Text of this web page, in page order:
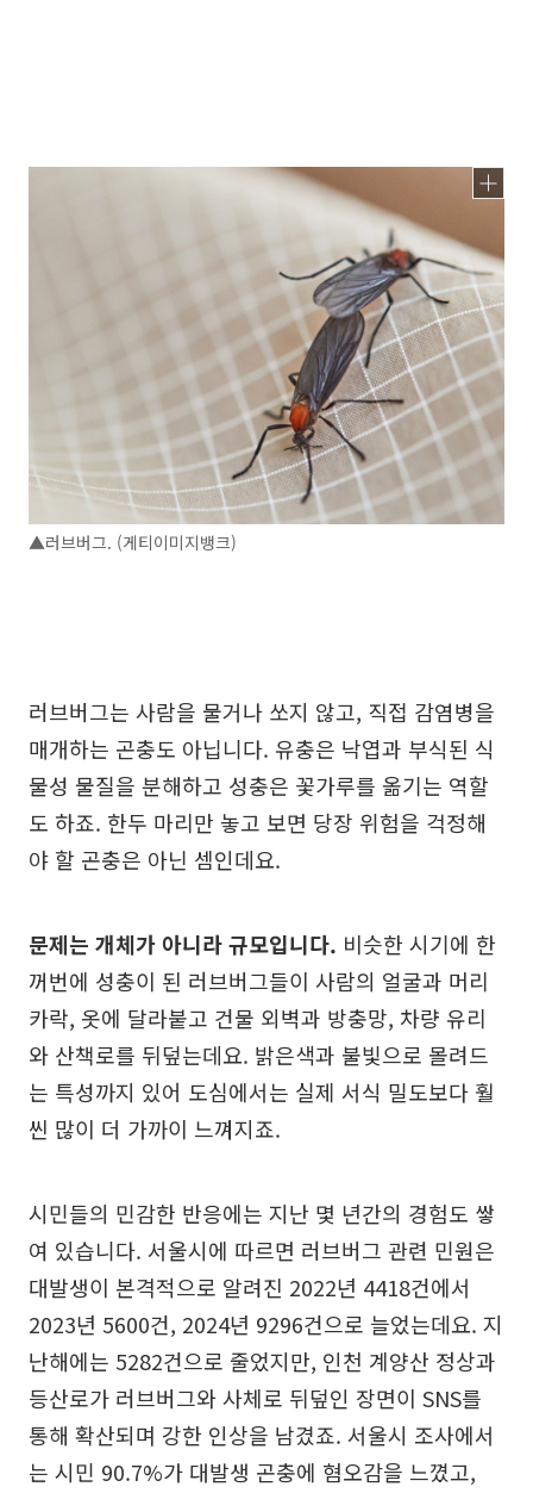
▲러브버그. (게티이미지뱅크)
러브버그는 사람을 물거나 쏘지 않고, 직접 감염병을
매개하는 곤충도 아닙니다. 유충은 낙엽과 부식된 식
물성 물질을 분해하고 성충은 꽃가루를 옮기는 역할
도 하죠. 한두 마리만 놓고 보면 당장 위험을 걱정해
야 할 곤충은 아닌 셈인데요.
문제는 개체가 아니라 규모입니다. 비슷한 시기에 한
꺼번에 성충이 된 러브버그들이 사람의 얼굴과 머리
카락, 옷에 달라붙고 건물 외벽과 방충망, 차량 유리
와 산책로를 뒤덮는데요. 밝은색과 불빛으로 몰려드
는 특성까지 있어 도심에서는 실제 서식 밀도보다 훨
씬 많이 더 가까이 느껴지죠.
시민들의 민감한 반응에는 지난 몇 년간의 경험도 쌓
여 있습니다. 서울시에 따르면 러브버그 관련 민원은
대발생이 본격적으로 알려진 2022년 4418건에서
2023년 5600건, 2024년 9296건으로 늘었는데요. 지
난해에는 5282건으로 줄었지만, 인천 계양산 정상과
등산로가 러브버그와 사체로 뒤덮인 장면이 SNS를
통해 확산되며 강한 인상을 남겼죠. 서울시 조사에서
는 시민 90.7%가 대발생 곤충에 혐오감을 느꼈고,